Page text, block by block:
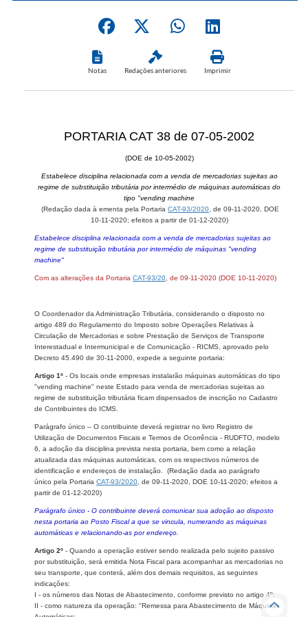
Notas Redações anteriores Imprimir
PORTARIA CAT 38 de 07-05-2002
(DOE de 10-05-2002)
Estabelece disciplina relacionada com a venda de mercadorias sujeitas ao
regime de substituição tributária por intermédio de máquinas automáticas do
tipo "vending machine
(Redação dada à ementa pela Portaria CAT-93/2020 , de 09-11-2020, DOE
10-11-2020; efeitos a partir de 01-12-2020)
Estabelece disciplina relacionada com a venda de mercadorias sujeitas ao
regime de substituição tributária por intermédio de máquinas "vending
machine"
Com as alterações da Portaria CAT-93/20 , de 09-11-2020 (DOE 10-11-2020)
O Coordenador da Administração Tributária, considerando o disposto no
artigo 489 do Regulamento do Imposto sobre Operações Relativas à
Circulação de Mercadorias e sobre Prestação de Serviços de Transporte
Interestadual e Intermunicipal e de Comunicação - RICMS, aprovado pelo
Decreto 45.490 de 30-11-2000, expede a seguinte portaria:
Artigo 1º - Os locais onde empresas instalarão máquinas automáticas do tipo
"vending machine" neste Estado para venda de mercadorias sujeitas ao
regime de substituição tributária ficam dispensados de inscrição no Cadastro
de Contribuintes do ICMS.
Parágrafo único – O contribuinte deverá registrar no livro Registro de
Utilização de Documentos Fiscais e Termos de Ocorrência - RUDFTO, modelo
6, a adoção da disciplina prevista nesta portaria, bem como a relação
atualizada das máquinas automáticas, com os respectivos números de
identificação e endereços de instalação.
(Redação dada ao parágrafo
único pela Portaria CAT-93/2020 , de 09-11-2020, DOE 10-11-2020; efeitos a
partir de 01-12-2020)
Parágrafo único - O contribuinte deverá comunicar sua adoção ao disposto
nesta portaria ao Posto Fiscal a que se vincula, numerando as máquinas
automáticas e relacionando-as por endereço.
Artigo 2º - Quando a operação estiver sendo realizada pelo sujeito passivo
por substituição, será emitida Nota Fiscal para acompanhar as mercadorias no
seu transporte, que conterá, além dos demais requisitos, as seguintes
indicações:
I - os números das Notas de Abastecimento, conforme previsto no artigo 4º;
II - como natureza da operação: "Remessa para Abastecimento de Máquinas